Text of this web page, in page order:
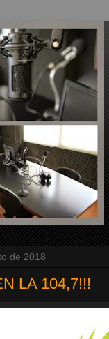
de 2018
LA 104,7!!!